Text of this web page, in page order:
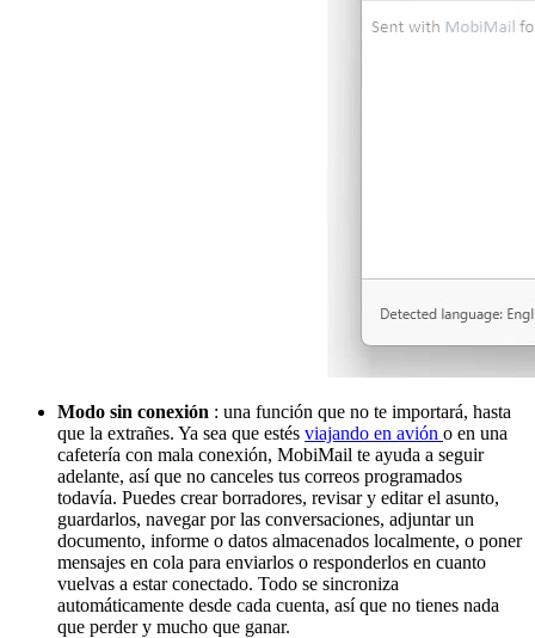
Modo sin conexión : una función que no te importará, hasta
que la extrañes. Ya sea que estés viajando en avión o en una
cafetería con mala conexión, MobiMail te ayuda a seguir
adelante, así que no canceles tus correos programados
todavía. Puedes crear borradores, revisar y editar el asunto,
guardarlos, navegar por las conversaciones, adjuntar un
documento, informe o datos almacenados localmente, o poner
mensajes en cola para enviarlos o responderlos en cuanto
vuelvas a estar conectado. Todo se sincroniza
automáticamente desde cada cuenta, así que no tienes nada
que perder y mucho que ganar.